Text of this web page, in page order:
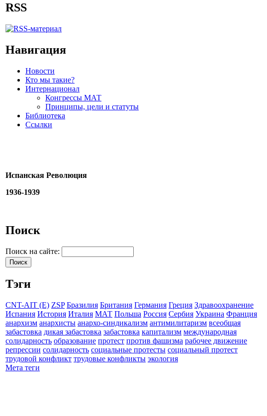
RSS
Навигация
Новости
Кто мы такие?
Интернационал
Конгрессы МАТ
Принципы, цели и статуты
Библиотека
Ссылки
Испанская Революция
1936-1939
Поиск
Поиск на сайте:
Тэги
CNT-AIT (E) ZSP Бразилия Британия Германия Греция Здравоохранение
Испания История Италия МАТ Польша Россия Сербия Украина Франция
анархизм анархисты анархо-синдикализм антимилитаризм всеобщая
забастовка дикая забастовка забастовка капитализм международная
солидарность образование протест против фашизма рабочее движение
репрессии солидарность социальные протесты социальный протест
трудовой конфликт трудовые конфликты экология
Мета теги